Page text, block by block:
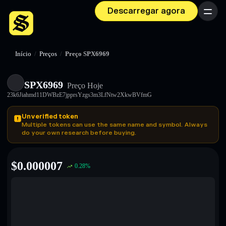
Descarregar agora Menu
Início / Preços / Preço SPX6969
SPX6969 Preço Hoje
23k6Jiahmd11DWBzE7jpprsYzgs3m3LfNtw2XkwBVfmG
Unverified token
Multiple tokens can use the same name and symbol. Always
do your own research before buying.
$0.000007 0.28%